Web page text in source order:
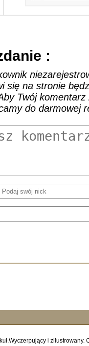
:
się na stronie
Twój
do darmowej
i